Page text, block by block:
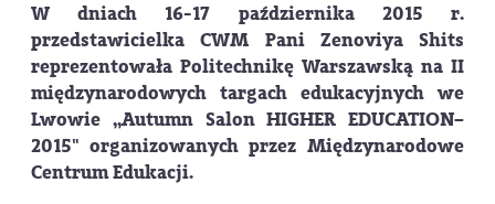
W dniach 16-17 października 2015 r.
przedstawicielka CWM Pani Zenoviya Shits
reprezentowała Politechnikę Warszawską na II
międzynarodowych targach edukacyjnych we
Lwowie „Autumn Salon HIGHER EDUCATION–
2015" organizowanych przez Międzynarodowe
Centrum Edukacji.